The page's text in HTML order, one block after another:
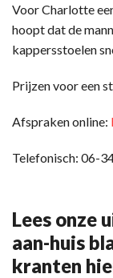
Voor Charlotte
hoopt dat de
kappersstoelen
Prijzen voor een
Afspraken online:
Telefonisch: 06-
Lees onze
aan-huis
kranten